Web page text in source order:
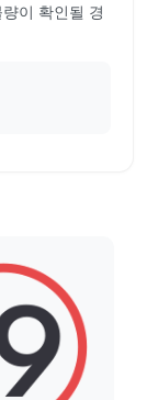
이 확인될 경